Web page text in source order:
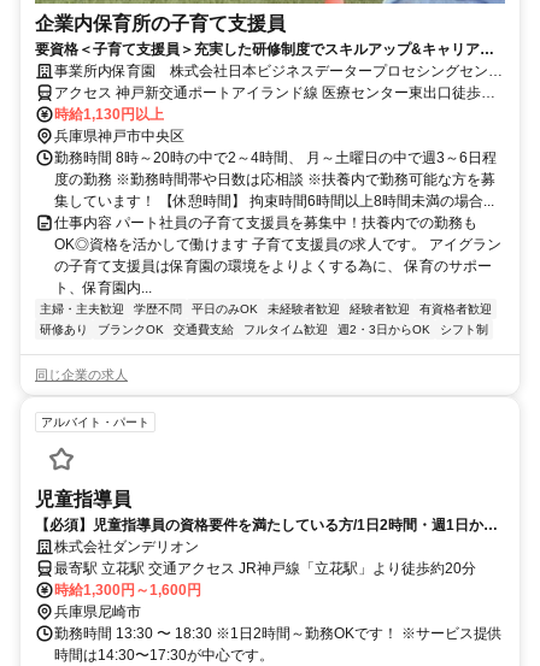
企業内保育所の子育て支援員
要資格＜子育て支援員＞充実した研修制度でスキルアップ&キャリアア
ップできます◎Web面接実施中
事業所内保育園 株式会社日本ビジネスデータープロセシングセンタ
ー NDCにこにこ保育園
アクセス 神戸新交通ポートアイランド線 医療センター東出口徒歩約2
分、神戸新交通ポートアイランド線 市民広場西出口徒歩約9分、神戸
新交通ポートアイランド線 南公園西出口徒歩約10分
時給1,130円以上
兵庫県神戸市中央区
勤務時間 8時～20時の中で2～4時間、 月～土曜日の中で週3～6日程
度の勤務 ※勤務時間帯や日数は応相談 ※扶養内で勤務可能な方を募
集しています！ 【休憩時間】 拘束時間6時間以上8時間未満の場合...
仕事内容 パート社員の子育て支援員を募集中！扶養内での勤務も
OK◎資格を活かして働けます 子育て支援員の求人です。 アイグラン
の子育て支援員は保育園の環境をよりよくする為に、 保育のサポー
ト、保育園内...
主婦・主夫歓迎 学歴不問 平日のみOK 未経験者歓迎 経験者歓迎
有資格者歓迎
研修あり
ブランクOK 交通費支給 フルタイム歓迎 週2・3日からOK シフト制
同じ企業の求人
アルバイト・パート
児童指導員
【必須】児童指導員の資格要件を満たしている方/1日2時間・週1日から
OK株式会社ダンデリオン
最寄駅 立花駅 交通アクセス JR神戸線「立花駅」より徒歩約20分
時給1,300円～1,600円
兵庫県尼崎市
勤務時間 13:30 〜 18:30 ※1日2時間～勤務OKです！ ※サービス提供
時間は14:30〜17:30が中心です。